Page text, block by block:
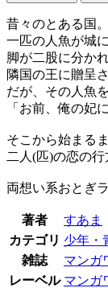
昔々のとある国。
一匹の人魚が城
脚が二股に分か
隣国の王に贈呈
だが、その人魚
「お前、俺の妃
そこから始まる
二人(匹)の恋の
両想い系おとぎ
著者
すあま
カテゴリ 少年・
雑誌
マンガ
レーベル マンガ